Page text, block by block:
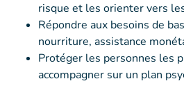
risque et les orienter vers
Répondre aux besoins de
nourriture, assistance
Protéger les personnes les
accompagner sur un plan